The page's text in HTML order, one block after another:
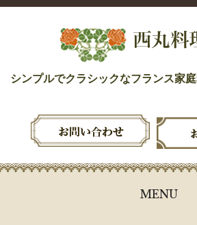
シンプルでクラシックなフランス家
MENU